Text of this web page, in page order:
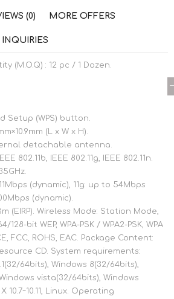
(0) MORE OFFERS
INQUIRIES
(M.O.Q) : 12 pc / 1 Dozen.
Setup (WPS) button.
(L x W x H).
detachable antenna.
802.11b, IEEE 802.11g, IEEE 802.11n.
(dynamic), 11g: up to 54Mbps
(dynamic).
(EIRP). Wireless Mode: Station Mode,
bit WEP, WPA-PSK / WPA2-PSK, WPA
FCC, ROHS, EAC. Package Content:
CD. System requirements:
64bits), Windows 8(32/64bits),
vista(32/64bits), Windows
10.7~10.11, Linux. Operating